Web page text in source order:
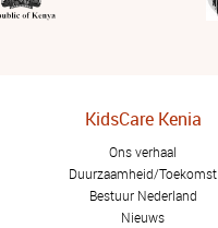
KidsCare Kenia
Ons verhaal
Duurzaamheid/Toekomst
Bestuur Nederland
Nieuws